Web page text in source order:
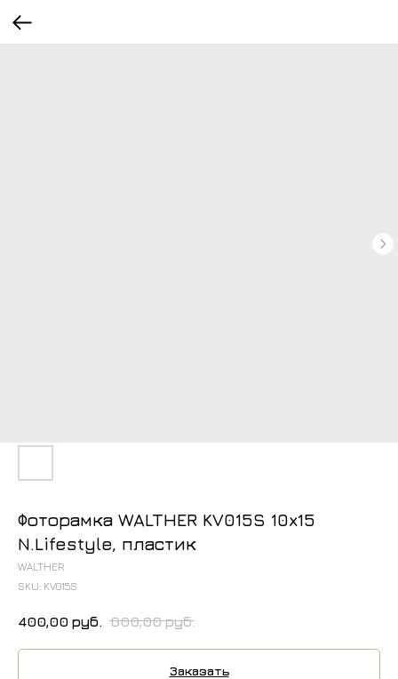
Фоторамка WALTHER KV015S 10x15
N.Lifestyle, пластик
WALTHER
SKU: KV015S
400,00 руб. 600,00 руб.
Заказать